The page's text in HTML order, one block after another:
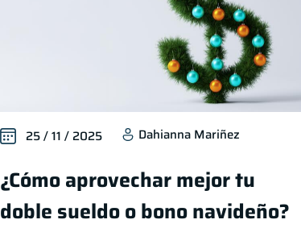
25 / 11 / 2025 Dahianna Mariñez
¿Cómo aprovechar mejor tu
doble sueldo o bono navideño?